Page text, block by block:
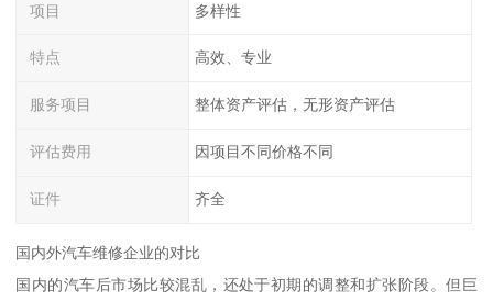
项目 多样性
特点 高效、专业
服务项目 整体资产评估，无形资产评估
评估费用 因项目不同价格不同
证件 齐全
国内外汽车维修企业的对比
国内的汽车后市场比较混乱，还处于初期的调整和扩张阶段。但巨